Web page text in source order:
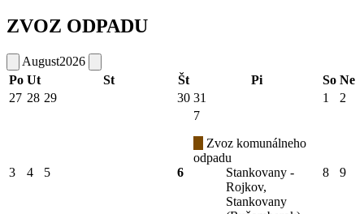
ZVOZ ODPADU
August2026
Po Ut St Št Pi So Ne
27 28 29 30 31 1 2
3 4 5 6
7
Zvoz komunálneho
odpadu
Stankovany -
Rojkov,
Stankovany
8 9